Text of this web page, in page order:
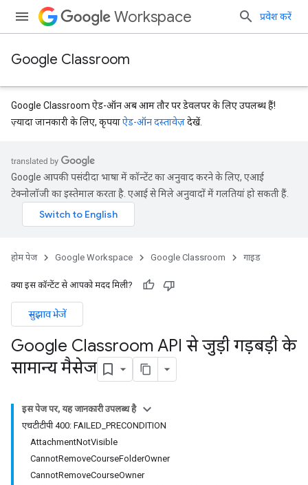
Workspace प्रवेश करें
Google Classroom
Google Classroom ऐड-ऑन अब आम तौर पर डेवलपर के लिए उपलब्ध हैं!
ज़्यादा जानकारी के लिए, कृपयाऐड-ऑन दस्तावेज़देखें.
Google आपकी पसंदीदा भाषा में कॉन्टेंट का अनुवाद करने के लिए, एआई
टेक्नोलॉजी का इस्तेमाल करता है. एआई से मिले अनुवादों में गलतियां हो सकती हैं.
होम पेज Google Workspace Google Classroom गाइड
क्या इस कॉन्टेंट से आपको मदद मिली?
सुझाव भेजें
Google Classroom API से जुड़ी गड़बड़ी के
सामान्य मैसेज
इस पेज पर, यह जानकारी उपलब्ध है
एचटीटीपी 400: FAILED_PRECONDITION
AttachmentNotVisible
CannotRemoveCourseFolderOwner
CannotRemoveCourseOwner